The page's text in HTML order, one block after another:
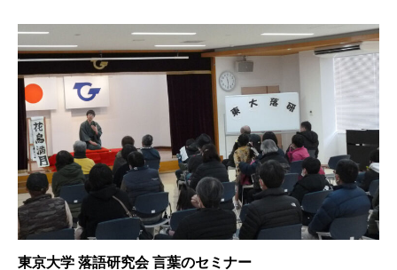
東京大学 落語研究会 言葉のセミナー